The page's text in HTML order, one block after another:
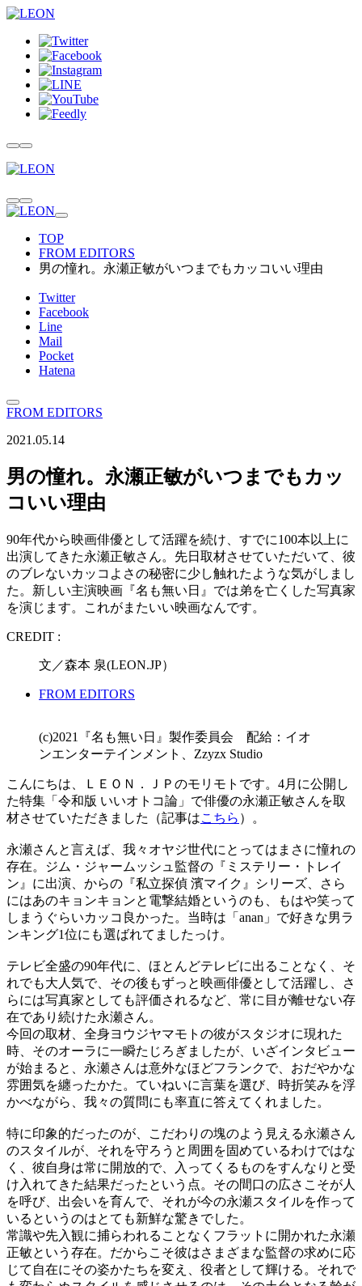
TOP
FROM EDITORS
男の憧れ。永瀬正敏がいつまでもカッコいい理由
Twitter
Facebook
Line
Mail
Pocket
Hatena
FROM EDITORS
2021.05.14
男の憧れ。永瀬正敏がいつまでもカッ
コいい理由
90年代から映画俳優として活躍を続け、すでに100本以上に
出演してきた永瀬正敏さん。先日取材させていただいて、彼
のブレないカッコよさの秘密に少し触れたような気がしまし
た。新しい主演映画『名も無い日』では弟を亡くした写真家
を演じます。これがまたいい映画なんです。
CREDIT :
文／森本 泉(LEON.JP）
FROM EDITORS
(c)2021『名も無い日』製作委員会 配給：イオ
ンエンターテインメント、Zzyzx Studio
こんにちは、ＬＥＯＮ．ＪＰのモリモトです。4月に公開し
た特集「令和版 いいオトコ論」で俳優の永瀬正敏さんを取
材させていただきました（記事はこちら ）。
永瀬さんと言えば、我々オヤジ世代にとってはまさに憧れの
存在。ジム・ジャームッシュ監督の『ミステリー・トレイ
ン』に出演、からの『私立探偵 濱マイク』シリーズ、さら
にはあのキョンキョンと電撃結婚というのも、もはや笑って
しまうぐらいカッコ良かった。当時は「anan」で好きな男ラ
ンキング1位にも選ばれてましたっけ。
テレビ全盛の90年代に、ほとんどテレビに出ることなく、そ
れでも大人気で、その後もずっと映画俳優として活躍し、さ
らには写真家としても評価されるなど、常に目が離せない存
在であり続けた永瀬さん。
今回の取材、全身ヨウジヤマモトの彼がスタジオに現れた
時、そのオーラに一瞬たじろぎましたが、いざインタビュー
が始まると、永瀬さんは意外なほどフランクで、おだやかな
雰囲気を纏ったかた。ていねいに言葉を選び、時折笑みを浮
かべながら、我々の質問にも率直に答えてくれました。
特に印象的だったのが、こだわりの塊のよう見える永瀬さん
のスタイルが、それを守ろうと周囲を固めているわけではな
く、彼自身は常に開放的で、入ってくるものをすんなりと受
け入れてきた結果だったという点。その間口の広さこそが人
を呼び、出会いを育んで、それが今の永瀬スタイルを作って
いるというのはとても新鮮な驚きでした。
常識や先入観に捕らわれることなくフラットに開かれた永瀬
正敏という存在。だからこそ彼はさまざまな監督の求めに応
じて自在にその姿かたちを変え、役者として輝ける。それで